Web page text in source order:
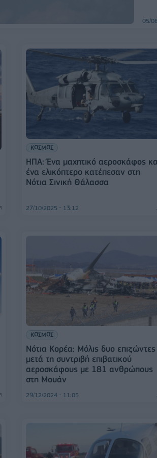
05/
ΚΟΣΜΟΣ
ΗΠΑ: Ένα μαχητικό αεροσκάφος
ένα ελικόπτερο κατέπεσαν στη
Νότια Σινική Θάλασσα
27/10/2025 - 13:12
ΚΟΣΜΟΣ
Νότια Κορέα: Μόλις δυο επιζώντες
μετά τη συντριβή επιβατικού
αεροσκάφους με 181 ανθρώπους
στη Μουάν
29/12/2024 - 11:05